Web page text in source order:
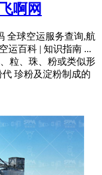
啊网
全球空运服务查询,航
运百科 | 知识指南 ...
粒、珠、粉或类似形
珍粉及淀粉制成的